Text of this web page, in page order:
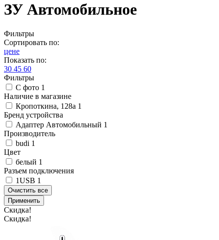
ЗУ Автомобильное
Фильтры
Сортировать по:
цене
Показать по:
30 45 60
Фильтры
С фото 1
Наличие в магазине
Кропоткина, 128а 1
Бренд устройства
Адаптер Автомобильный 1
Производитель
budi 1
Цвет
белый 1
Разъем подключения
1USB 1
Очистить все
Применить
Скидка!
Скидка!